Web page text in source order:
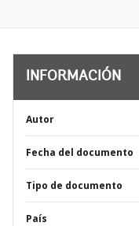
INFORMACIÓN
Autor
Fecha del documento
Tipo de documento
País